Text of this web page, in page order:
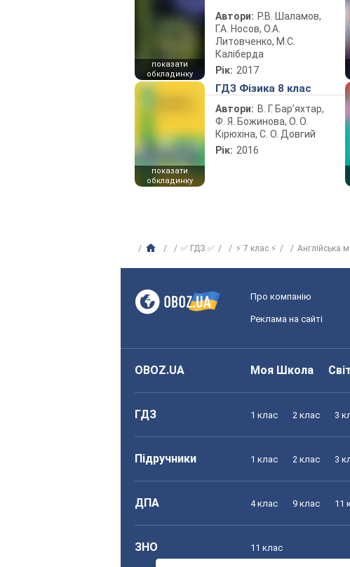
показати
обкладинку
Автори: Р.В. Шаламов,
Г.А. Носов, О.А.
Литовченко, М.С.
Каліберда
Рік: 2017
показати
обкладинку
ГДЗ Фізика 8 клас
Автори: В. Г. Бар’яхтар,
Ф. Я. Божинова, О. О.
Кірюхіна, С. О. Довгий
Рік: 2016
✅ ГДЗ ✅ ⚡ 7 клас ⚡ Англійська
Про компанію
Реклама на сайті
OBOZ.UA Моя Школа
ГДЗ 1 клас 2 клас 3
Підручники 1 клас 2 клас 3
ДПА 4 клас 9 клас 11
ЗНО 11 клас